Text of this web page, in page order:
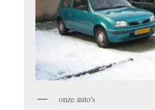
onze auto's